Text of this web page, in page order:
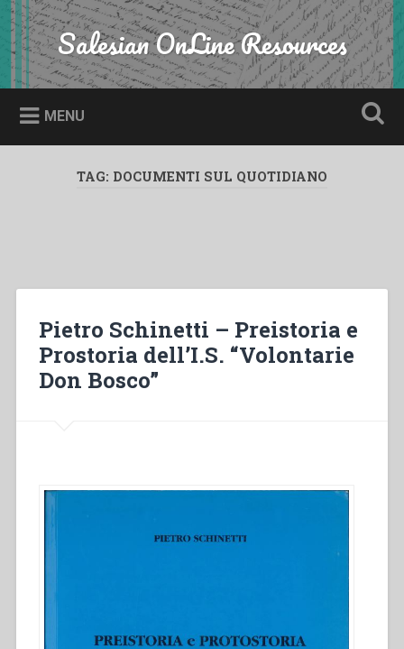
Skip
to
content
Search Salesian OnLine Resources
MENU
TAG: DOCUMENTI SUL QUOTIDIANO
Pietro Schinetti – Preistoria e
Prostoria dell’I.S. “Volontarie
Don Bosco”